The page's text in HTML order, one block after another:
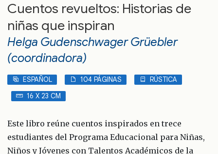
Cuentos revueltos: Historias de
niñas que inspiran
Helga Gudenschwager Grüebler
(coordinadora)
ESPAÑOL 104 PÁGINAS
RÚSTICA
16 X 23 CM
Este libro reúne cuentos inspirados en trece
estudiantes del Programa Educacional para Niñas,
Niños y Jóvenes con Talentos Académicos de la